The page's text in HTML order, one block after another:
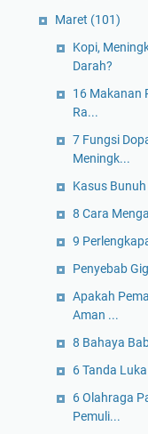
Maret (101)
Kopi,
Darah?
16 Makanan
Ra...
7 Fungsi
Meningk...
Kasus
8 Cara
9
Penyebab
Apakah
Aman ...
8 Bahaya
6 Tanda
6 Olahraga
Pemuli...